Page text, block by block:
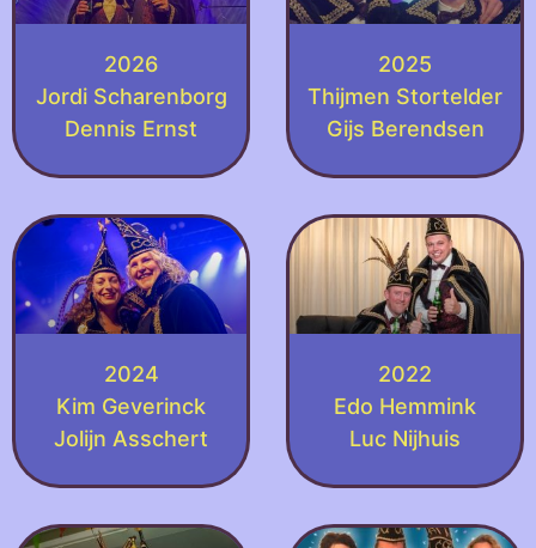
2026
Jordi Scharenborg
Dennis Ernst
2025
Thijmen Stortelder
Gijs Berendsen
2024
Kim Geverinck
Jolijn Asschert
2022
Edo Hemmink
Luc Nijhuis